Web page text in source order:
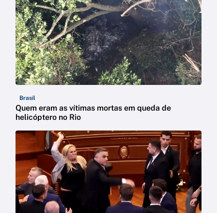
Brasil
Quem eram as vítimas mortas em queda de
helicóptero no Rio